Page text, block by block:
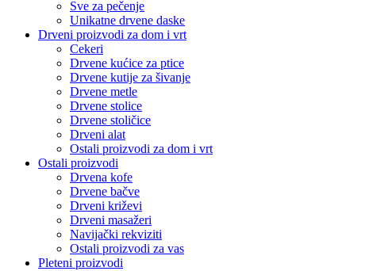
Sve za pečenje
Unikatne drvene daske
Drveni proizvodi za dom i vrt
Cekeri
Drvene kućice za ptice
Drvene kutije za šivanje
Drvene metle
Drvene stolice
Drvene stoličice
Drveni alat
Ostali proizvodi za dom i vrt
Ostali proizvodi
Drvena kofe
Drvene bačve
Drveni križevi
Drveni masažeri
Navijački rekviziti
Ostali proizvodi za vas
Pleteni proizvodi